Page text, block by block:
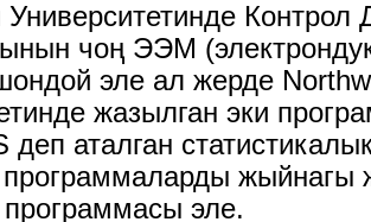
Контрол
чоң ЭЭМ
эле ал жерде
жазылган эки
деп аталган
программаларды жыйнагы
эле.